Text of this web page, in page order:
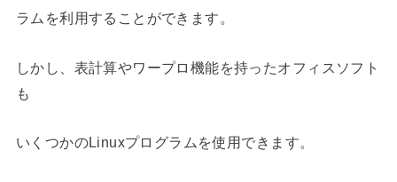
ラムを利用することができます。
しかし、表計算やワープロ機能を持ったオフィスソフト
も
いくつかのLinuxプログラムを使用できます。